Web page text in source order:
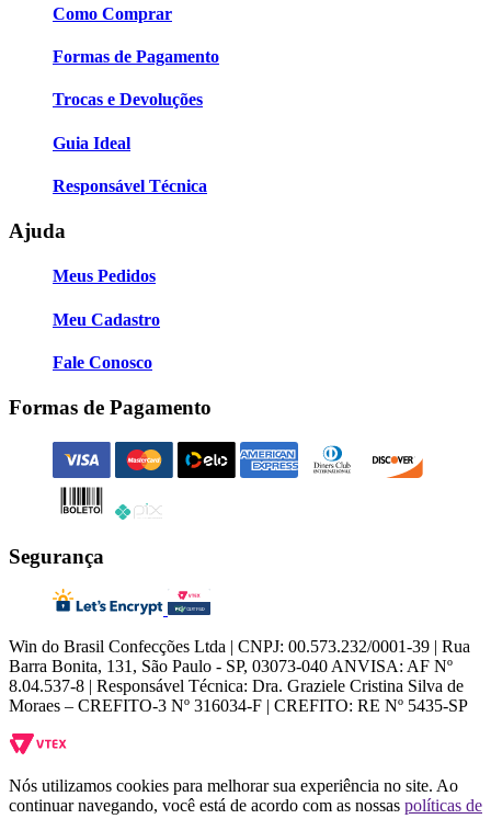
Como Comprar
Formas de Pagamento
Trocas e Devoluções
Guia Ideal
Responsável Técnica
Ajuda
Meus Pedidos
Meu Cadastro
Fale Conosco
Formas de Pagamento
Segurança
Win do Brasil Confecções Ltda | CNPJ: 00.573.232/0001-39 | Rua
Barra Bonita, 131, São Paulo - SP, 03073-040 ANVISA: AF Nº
8.04.537-8 | Responsável Técnica: Dra. Graziele Cristina Silva de
Moraes – CREFITO-3 Nº 316034-F | CREFITO: RE Nº 5435-SP
Nós utilizamos cookies para melhorar sua experiência no site. Ao
continuar navegando, você está de acordo com as nossas políticas de